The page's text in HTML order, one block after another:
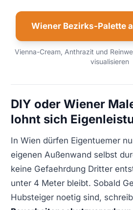
Wiener Bezirks-Palette
Vienna-Cream, Anthrazit und
visualisieren
DIY oder Wiener
lohnt sich
In Wien dürfen Eigentuemer
eigenen Außenwand selbst
keine Gefaehrdung Dritter
unter 4 Meter bleibt. Sobald
Hubsteiger noetig sind,